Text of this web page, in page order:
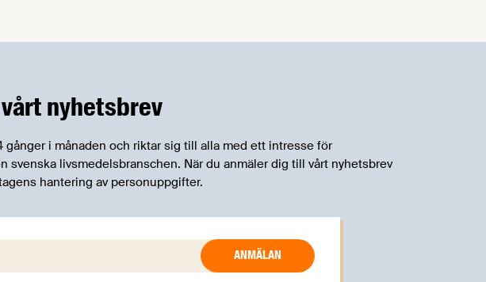
Sveriges
nyhetsbrev
gånger i månaden och riktar sig till alla med ett intresse för
svenska livsmedelsbranschen. När du anmäler dig till vårt nyhetsbrev
hantering av personuppgifter.